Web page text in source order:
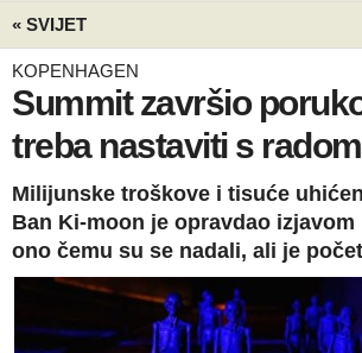
« SVIJET
KOPENHAGEN
Summit završio
treba nastaviti s radom
Milijunske troškove i tisuće
Ban Ki-moon je opravdao
ono čemu su se nadali, ali je